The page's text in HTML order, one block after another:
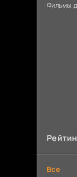
Фильмы
Все